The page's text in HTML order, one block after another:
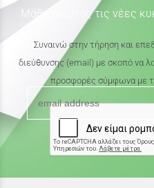
Μάθε πρώτος τις νέες
Συναινώ στην τήρηση και
διεύθυνσης (email) με σκοπό να
προσφορές σύμφωνα με